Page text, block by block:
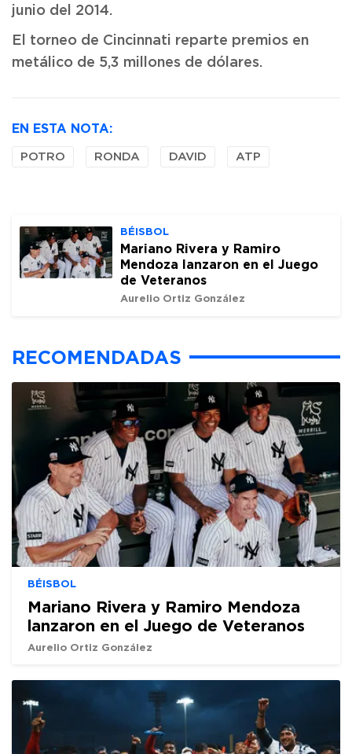
junio del 2014.
El torneo de Cincinnati reparte premios en
metálico de 5,3 millones de dólares.
EN ESTA NOTA:
POTRO RONDA DAVID ATP
BÉISBOL
Mariano Rivera y Ramiro
Mendoza lanzaron en el Juego
de Veteranos
Aurelio Ortiz González
RECOMENDADAS
BÉISBOL
Mariano Rivera y Ramiro Mendoza
lanzaron en el Juego de Veteranos
Aurelio Ortiz González